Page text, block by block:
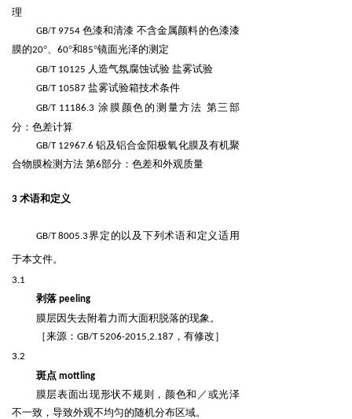
理
GB/T 9754色漆和清漆 不含金属颜料的色漆漆
膜的20°、 60°和85°镜面光泽的测定
GB/T 10125 人造气氛腐蚀试验 盐雾试验
GB/T 10587盐雾试验箱技术条件
GB/T 11186.3 涂膜颜色的测量方法 第三部
分：色差计算
GB/T 12967.6 铝及铝合金阳极氧化膜及有机聚
合物膜检测方法 第6部分：色差和外观质量
3 术语和定义
GB/T 8005.3界定的以及下列术语和定义适用
于本文件。
3.1
剥落peeling
膜层因失去附着力而大面积脱落的现象。
来源：GB/T 5206-2015,2.187， 有修改
3.2
斑点 mottling
膜层表面出现形状不规则，颜色和／或光泽
不一致，导致外观不均匀的随机分布区域。